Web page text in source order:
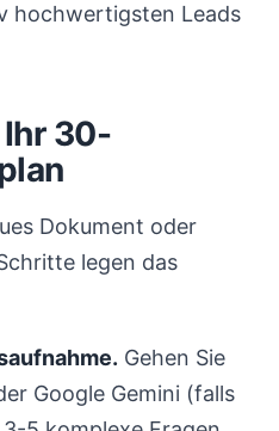
hochwertigsten Leads
30-
Dokument oder
legen das
Gehen Sie
Google Gemini (falls